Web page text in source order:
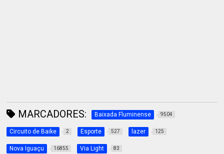
MARCADORES: Baixada Fluminense 9504
Circuito de Baike 2 Esporte 527 lazer 125
Nova Iguaçu 16855 Via Light 83